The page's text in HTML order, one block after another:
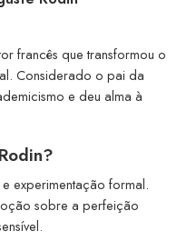
francês que transformou o
Considerado o pai da
e deu alma à
experimentação formal.
sobre a perfeição